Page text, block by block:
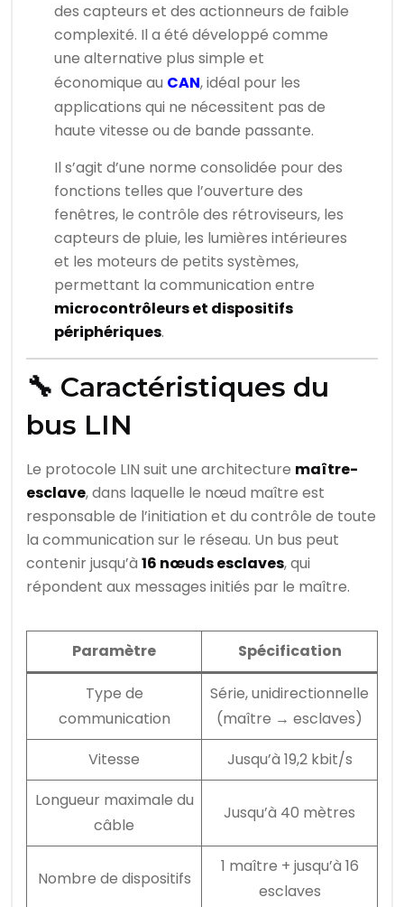
des capteurs et des actionneurs de faible
complexité. Il a été développé comme
une alternative plus simple et
économique au CAN, idéal pour les
applications qui ne nécessitent pas de
haute vitesse ou de bande passante.
Il s’agit d’une norme consolidée pour des
fonctions telles que l’ouverture des
fenêtres, le contrôle des rétroviseurs, les
capteurs de pluie, les lumières intérieures
et les moteurs de petits systèmes,
permettant la communication entre
microcontrôleurs et dispositifs
périphériques.
🔧 Caractéristiques du
bus LIN
Le protocole LIN suit une architecture maître-
esclave, dans laquelle le nœud maître est
responsable de l’initiation et du contrôle de toute
la communication sur le réseau. Un bus peut
contenir jusqu’à 16 nœuds esclaves, qui
répondent aux messages initiés par le maître.
Paramètre Spécification
Type de
communication
Série, unidirectionnelle
(maître → esclaves)
Vitesse
Jusqu’à 19,2 kbit/s
Longueur maximale du
câble
Jusqu’à 40 mètres
Nombre de dispositifs
1 maître + jusqu’à 16
esclaves